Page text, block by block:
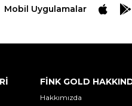
Mobil Uygulamalar
FİNK GOLD
Hakkımızda